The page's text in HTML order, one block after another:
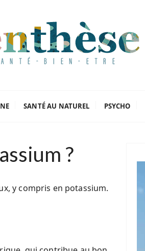
SANTÉ AU NATUREL PSYCHO
?
y compris en potassium.